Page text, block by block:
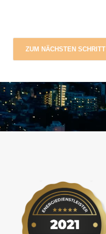
ZUM NÄCHSTEN SCHRITT